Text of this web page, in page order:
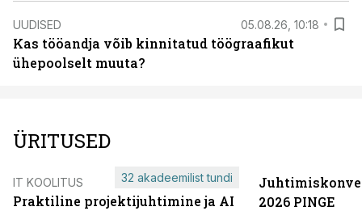
UUDISED 05.08.26, 10:18
Kas tööandja võib kinnitatud töögraafikut
ühepoolselt muuta?
ÜRITUSED
IT KOOLITUS
Praktiline projektijuhtimine ja AI
32 akadeemilist tundi
2026 PINGE